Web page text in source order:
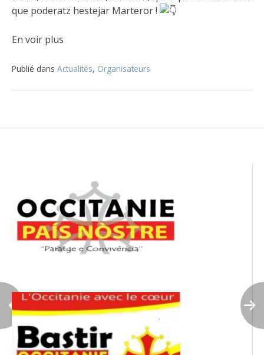
que poderatz hestejar Marteror !
En voir plus
Publié dans Actualités, Organisateurs